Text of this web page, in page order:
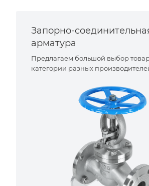
Запорно-
арматура
Предлагаем большой выбор
категории разных